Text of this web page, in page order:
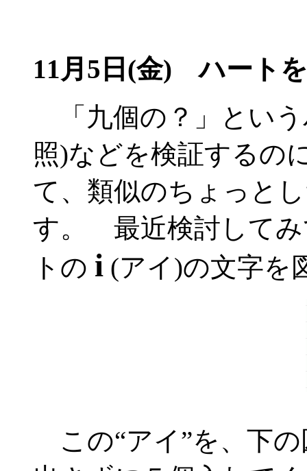
11月5日(金) ハート
「九個の？」とい
照)などを検証するの
て、類似のちょっと
す。 最近検討してみ
トの i (アイ)の文字を
この“アイ”を、下